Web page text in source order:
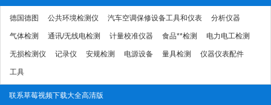
德国德图 公共环境检测仪 汽车空调保修设备工具和仪表 分析仪器
气体检测 通讯/无线电检测 计量校准仪器 食品**检测 电力电工检测
无损检测仪 记录仪 安规检测 电源设备 量具检测 仪器仪表配件
工具
联系草莓视频下载大全高清版